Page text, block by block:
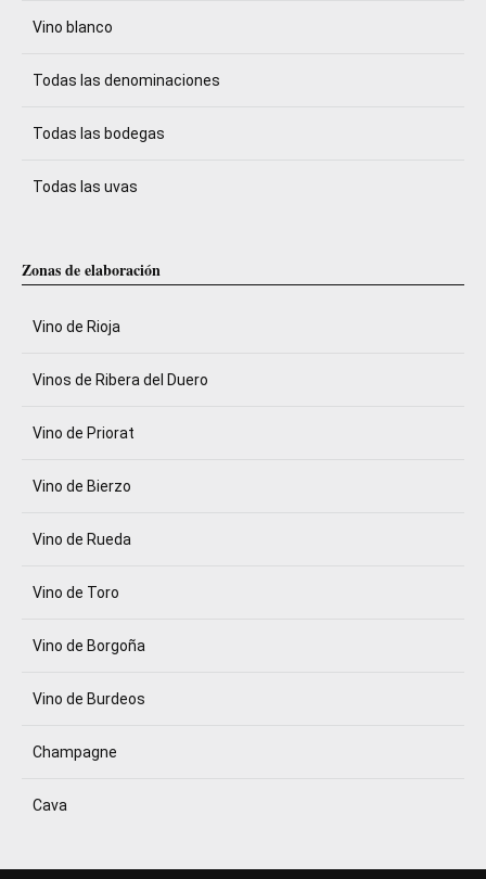
Vino blanco
Todas las denominaciones
Todas las bodegas
Todas las uvas
Zonas de elaboración
Vino de Rioja
Vinos de Ribera del Duero
Vino de Priorat
Vino de Bierzo
Vino de Rueda
Vino de Toro
Vino de Borgoña
Vino de Burdeos
Champagne
Cava